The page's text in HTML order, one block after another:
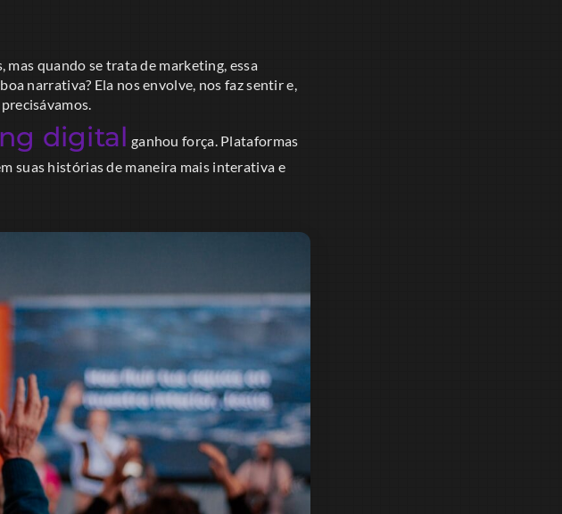
quando se trata de marketing, essa
narrativa? Ela nos envolve, nos faz sentir e,
digital ganhou força. Plataformas
suas histórias de maneira mais interativa e